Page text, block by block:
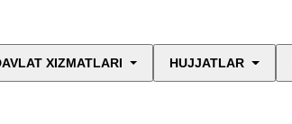
XIZMATLARI HUJJATLAR